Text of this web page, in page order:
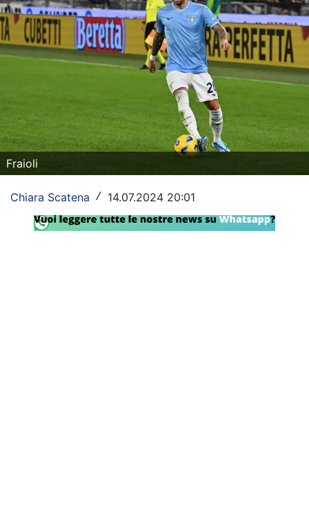
Calcio
Serie A
Europa League
Altri Sport
Formula 1
Tennis
Vela
Fraioli
Chiara Scatena / 14.07.2024 20:01